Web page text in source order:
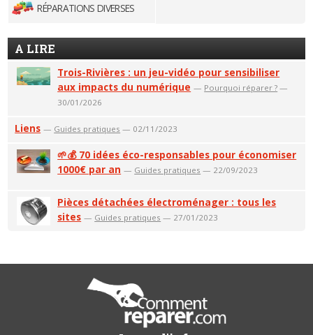
RÉPARATIONS DIVERSES
A LIRE
Trois-Rivières : un jeu-vidéo pour sensibiliser
aux impacts du numérique — Pourquoi réparer ? —
30/01/2026
Liens — Guides pratiques — 02/11/2023
🌱💰 70 idées éco-responsables pour économiser
1000€ par an — Guides pratiques — 22/09/2023
Pièces détachées électroménager : tous les
sites — Guides pratiques — 27/01/2023